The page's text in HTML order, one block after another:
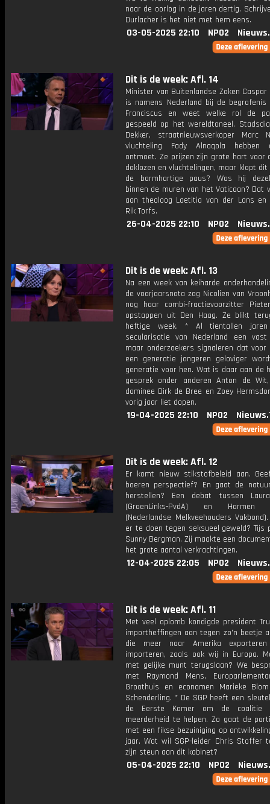
naar de oorlog in de jaren dertig.
Durlacher is het niet met hem eens.
03-05-2025 22:10 NPO2
Dit is de week: Afl. 14
Minister van Buitenlandse Zaken Caspar
is namens Nederland bij de begrafenis
Franciscus en weet welke rol de
gespeeld op het wereldtoneel.
Dekker, straatnieuwsverkoper Marc
vluchteling Fady Alnaqola hebben
ontmoet. Ze prijzen zijn grote hart voor
daklozen en vluchtelingen, maar klopt dit
de barmhartige paus? Was hij
binnen de muren van het Vaticaan? Dat
aan theoloog Laetitia van der Lans en
Rik Torfs.
26-04-2025 22:10 NPO2
Dit is de week: Afl. 13
Na een week van keiharde
de voorjaarsnota zag Nicolien van
nog haar combi-fractievoorzitter
opstappen uit Den Haag. Ze blikt
heftige week. * Al tientallen
secularisatie van Nederland een vast
maar onderzoekers signaleren dat
een generatie jongeren geloviger
generatie voor hen. Wat is daar aan de
gesprek onder anderen Anton de
dominee Dirk de Bree en Zoey
vorig jaar liet dopen.
19-04-2025 22:10 NPO2
Dit is de week: Afl. 12
Er komt nieuw stikstofbeleid aan.
boeren perspectief? En gaat de
herstellen? Een debat tussen
(GroenLinks-PvdA) en Harmen
(Nederlandse Melkveehouders
er te doen tegen seksueel geweld? Tijs
Sunny Bergman. Zij maakte een
het grote aantal verkrachtingen.
12-04-2025 22:05 NPO2
Dit is de week: Afl. 11
Met veel aplomb kondigde president
importheffingen aan tegen zo'n beetje
die meer naar Amerika
importeren, zoals ook wij in Europa.
met gelijke munt terugslaan? We
met Raymond Mens,
Groothuis en economen Marieke
Schenderling. * De SGP heeft een
de Eerste Kamer om de coalitie
meerderheid te helpen. Zo gaat de
met een fikse bezuiniging op
jaar. Wat wil SGP-leider Chris Stoffer
zijn steun aan dit kabinet?
05-04-2025 22:10 NPO2